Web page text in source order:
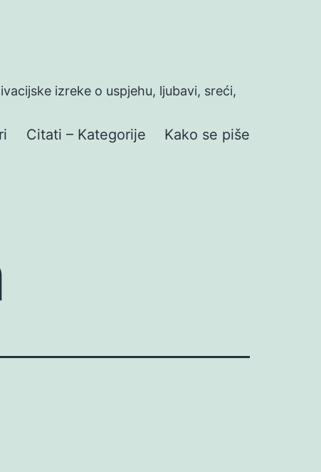
izreke o uspjehu, ljubavi, sreći,
Citati – Kategorije Kako se piše